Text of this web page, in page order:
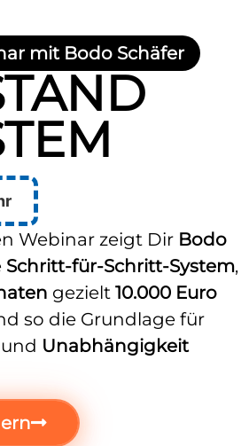
mit Bodo Schäfer
Webinar zeigt Dir Bodo
Schritt-für-Schritt-System,
gezielt10.000 Euro
so die Grundlage für
Unabhängigkeit